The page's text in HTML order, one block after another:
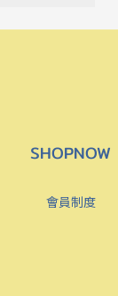
SHOPNOW
會員制度